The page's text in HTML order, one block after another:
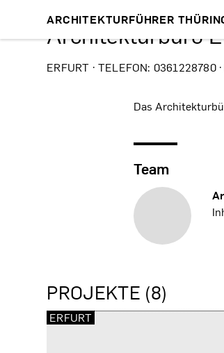
ARCHITEKTURFÜHRER
Architekturbüro
ERFURT · TELEFON: 0361228780 ·
Das
Team
PROJEKTE (8)
ERFURT